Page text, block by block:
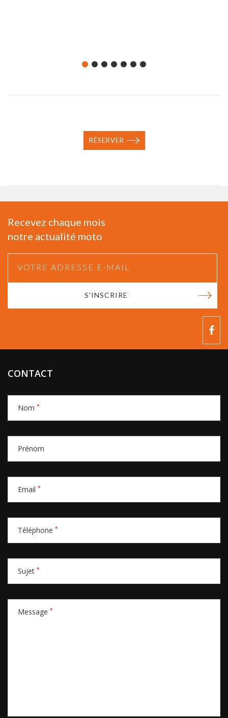
RÉSERVER
Recevez chaque mois
notre actualité moto
S'INSCRIRE
CONTACT
Nom *
Prénom
Email *
Téléphone *
Sujet *
Message *